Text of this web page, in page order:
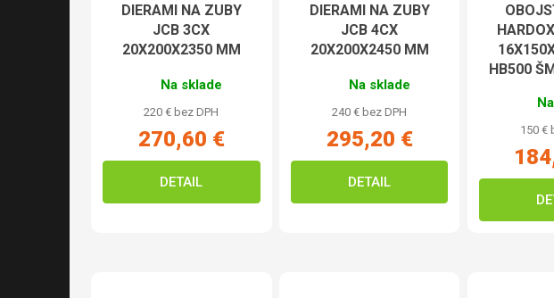
DIERAMI NA ZUBY
JCB 3CX
20X200X2350 MM
Na sklade
220 € bez DPH
270,60 €
DETAIL
DIERAMI NA ZUBY
JCB 4CX
20X200X2450 MM
Na sklade
240 € bez DPH
295,20 €
DETAIL
HB500
150 €